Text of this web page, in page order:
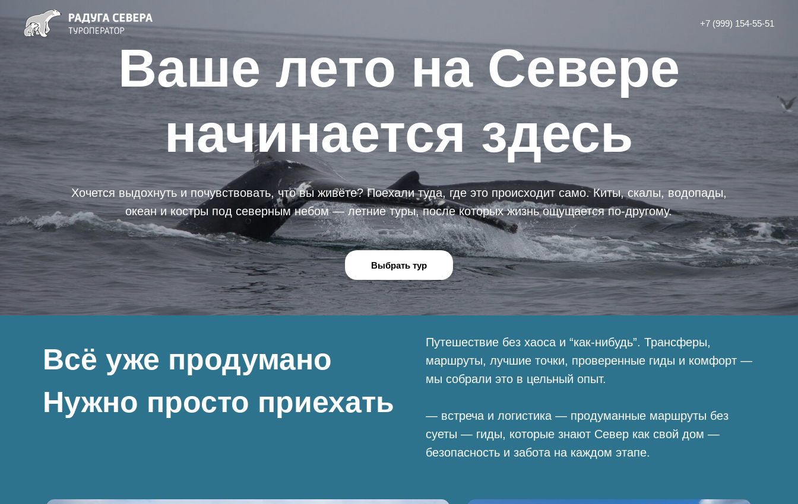
+7 (999) 154-55-51
Ваше лето на Севере
начинается здесь
Хочется выдохнуть и почувствовать, что вы живёте? Поехали туда, где это происходит само. Киты, скалы, водопады,
океан и костры под северным небом — летние туры, после которых жизнь ощущается по‑другому.
Выбрать тур
Путешествие без хаоса и “как-нибудь”. Трансферы,
маршруты, лучшие точки, проверенные гиды и комфорт —
мы собрали это в цельный опыт.
— встреча и логистика — продуманные маршруты без
суеты — гиды, которые знают Север как свой дом —
безопасность и забота на каждом этапе.
Всё уже продумано
Нужно просто приехать